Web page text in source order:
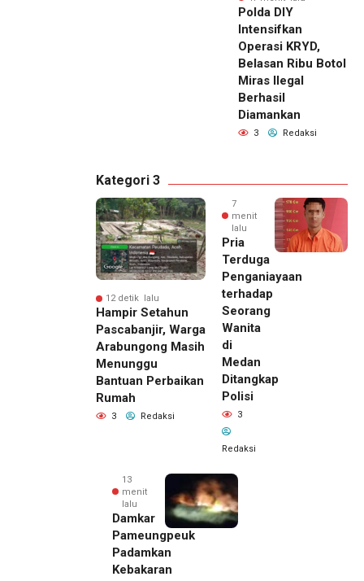
Polda DIY
Intensifkan
Operasi KRYD,
Belasan Ribu Botol
Miras Ilegal
Berhasil
Diamankan
3 Redaksi
Kategori 3
12 detik lalu
Hampir Setahun
Pascabanjir, Warga
Arabungong Masih
Menunggu
Bantuan Perbaikan
Rumah
3 Redaksi
7
menit
lalu
Pria
Terduga
Penganiayaan
terhadap
Seorang
Wanita
di
Medan
Ditangkap
Polisi
3
Redaksi
13
menit
lalu
Damkar
Pameungpeuk
Padamkan
Kebakaran